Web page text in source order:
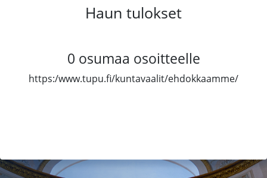
Haun tulokset
0 osumaa osoitteelle
https:/www.tupu.fi/kuntavaalit/ehdokkaamme/